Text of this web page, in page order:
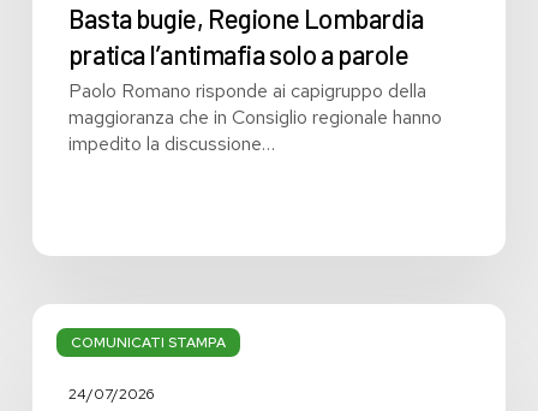
Basta bugie, Regione Lombardia
pratica l’antimafia solo a parole
Paolo Romano risponde ai capigruppo della
maggioranza che in Consiglio regionale hanno
impedito la discussione…
COMUNICATI STAMPA
Bilancio:
troppi
grandi24/07/2026